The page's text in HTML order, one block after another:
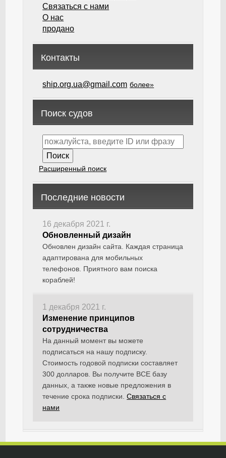
Связаться с нами
О нас
продано
Контакты
ship.org.ua@gmail.com более»
Поиск судов
Расширенный поиск
Последние новости
16 декабря 2021 г.
Обновленный дизайн
Обновлен дизайн сайта. Каждая страница
адаптирована для мобильных
телефонов. Приятного вам поиска
кораблей!
1 декабря 2021 г.
Изменение принципов
сотрудничества
На данный момент вы можете
подписаться на нашу подписку.
Стоимость годовой подписки составляет
300 долларов. Вы получите ВСЕ базу
данных, а также новые предложения в
течение срока подписки.Связаться с
нами